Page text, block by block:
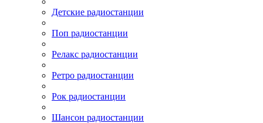
Детские радиостанции
Поп радиостанции
Релакс радиостанции
Ретро радиостанции
Рок радиостанции
Шансон радиостанции